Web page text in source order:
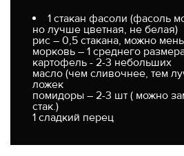
1 стакан фасоли (фасоль
но лучше цветная, не белая)
рис – 0,5 стакана, можно
морковь – 1 среднего
картофель - 2-3 небольших
масло (чем сливочнее, тем
ложек
помидоры – 2-3 шт ( можно
стак.)
1 сладкий перец